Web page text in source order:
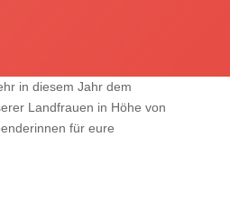
in diesem Jahr dem
Landfrauen in Höhe von
für eure